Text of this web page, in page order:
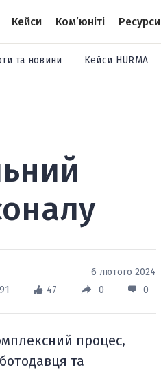
Кейси Комʼюніті Ресурси
та новини Кейси HURMA
6 лютого 2024
47 0 0
процес,
та